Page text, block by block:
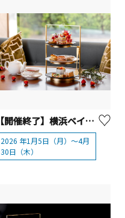
【開催終了】横浜ベイシェラトン ホテル＆タワーズ 「アフタヌーンティーセット～ストロベリー～」
2026 年1月5日（月）～4月
30日（木）